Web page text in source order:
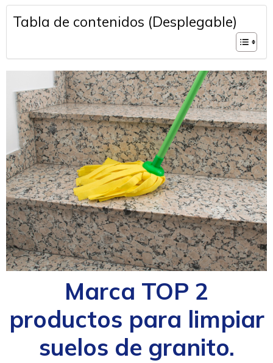
Tabla de contenidos (Desplegable)
Marca TOP 2
productos para limpiar
suelos de granito.